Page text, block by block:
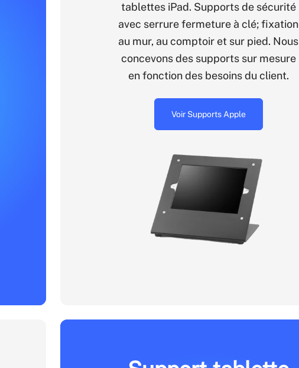
tablettes iPad. Supports de sécurité
avec serrure fermeture à clé; fixation
au mur, au comptoir et sur pied. Nous
concevons des supports sur mesure
en fonction des besoins du client.
Voir Supports Apple